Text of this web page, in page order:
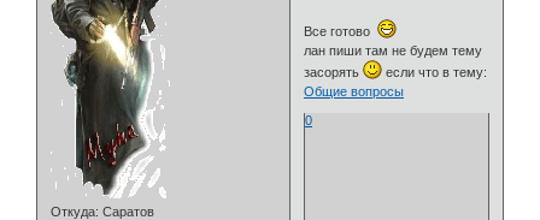
Откуда: Саратов
Все готово
лан пиши там не будем тему
засорять
если что в тему:
Общие вопросы
0